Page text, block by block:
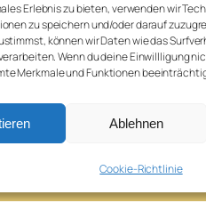
Erlebnis zu bieten, verwenden wir
zu speichern und/oder darauf
können wir Daten wie das
Wenn du deine Einwillligung
Merkmale und Funktionen
Ablehnen
Cookie-Richtlinie